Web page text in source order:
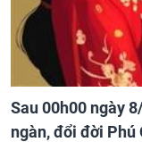
Sau 00h00 ngày
ngàn, đổi đời Phú